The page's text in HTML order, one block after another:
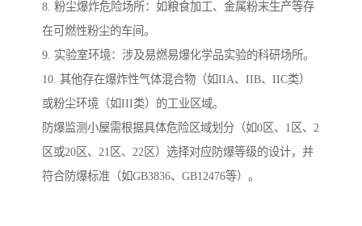
8. 粉尘爆炸危险场所：如粮食加工、金属粉末生产等存
在可燃性粉尘的车间。
9. 实验室环境：涉及易燃易爆化学品实验的科研场所。
10. 其他存在爆炸性气体混合物（如IIA、IIB、IIC类）
或粉尘环境（如III类）的工业区域。
防爆监测小屋需根据具体危险区域划分（如0区、1区、2
区或20区、21区、22区）选择对应防爆等级的设计，并
符合防爆标准（如GB3836、GB12476等）。